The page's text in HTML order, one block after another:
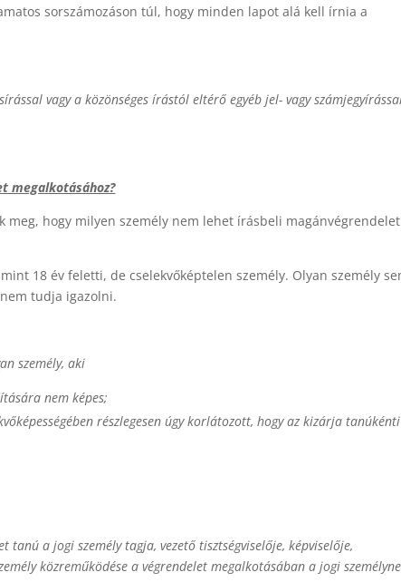
sorszámozáson túl, hogy minden lapot alá kell írnia a
vagy a közönséges írástól eltérő egyéb jel- vagy
megalkotásához?
meg, hogy milyen személy nem lehet írásbeli magánvégrendelet
18 év feletti, de cselekvőképtelen személy. Olyan személy
tudja igazolni.
személy, aki
nem képes;
részlegesen úgy korlátozott, hogy az kizárja tanúkénti
tanú a jogi személy tagja, vezető tisztségviselője, képviselője,
közreműködése a végrendelet megalkotásában a jogi